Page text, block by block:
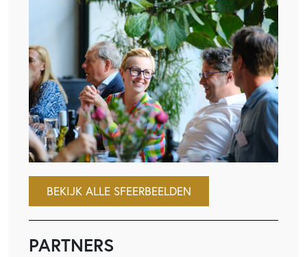
BEKIJK ALLE SFEERBEELDEN
PARTNERS